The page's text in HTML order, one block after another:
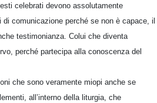
celebrati devono assolutamente
comunicazione perché se non è capace, il
testimonianza. Colui che diventa
perché partecipa alla conoscenza del
che sono veramente miopi anche se
all’interno della liturgia, che